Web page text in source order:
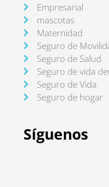
Empresarial
mascotas
Maternidad
Seguro de
Seguro de Salud
Seguro de vida
Seguro de Vida
Seguro de hogar
Síguenos